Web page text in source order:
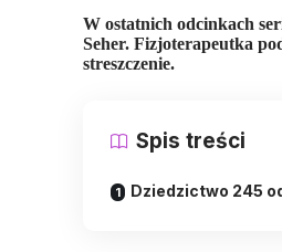
W ostatnich odcinkach
Seher. Fizjoterapeutka
streszczenie.
Spis treści
Dziedzictwo 245